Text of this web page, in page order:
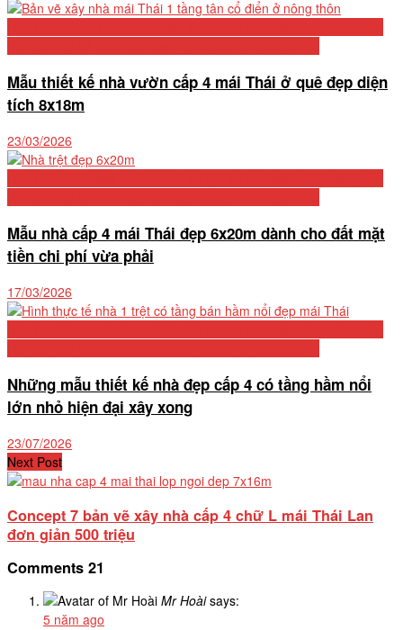
Mẫu thiết kế nhà vườn cấp 4 mái Thái ở quê đẹp diện
tích 8x18m
23/03/2026
Mẫu nhà cấp 4 mái Thái đẹp 6x20m dành cho đất mặt
tiền chi phí vừa phải
17/03/2026
Những mẫu thiết kế nhà đẹp cấp 4 có tầng hầm nổi
lớn nhỏ hiện đại xây xong
23/07/2026
Next Post
Concept 7 bản vẽ xây nhà cấp 4 chữ L mái Thái Lan
đơn giản 500 triệu
Comments 21
Mr Hoài says:
5 năm ago